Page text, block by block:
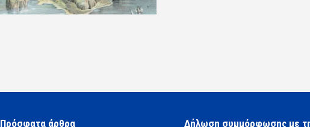
Πρόσφατα άρθρα Δήλωση συμμόρφωσης με